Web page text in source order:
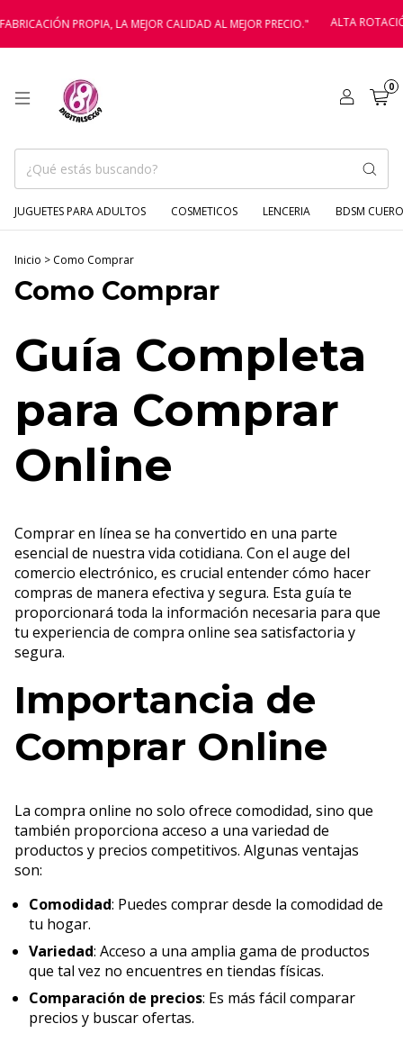
PROPIA, LA MEJOR CALIDAD AL MEJOR PRECIO." ALTA ROTACIÓN
0
JUGUETES PARA ADULTOS COSMETICOS LENCERIA BDSM
Inicio > Como Comprar
Como Comprar
Guía Completa
para Comprar
Online
Comprar en línea se ha convertido en una parte
esencial de nuestra vida cotidiana. Con el auge del
comercio electrónico, es crucial entender cómo hacer
compras de manera efectiva y segura. Esta guía te
proporcionará toda la información necesaria para que
tu experiencia de compra online sea satisfactoria y
segura.
Importancia de
Comprar Online
La compra online no solo ofrece comodidad, sino que
también proporciona acceso a una variedad de
productos y precios competitivos. Algunas ventajas
son:
Comodidad: Puedes comprar desde la comodidad de
tu hogar.
Variedad: Acceso a una amplia gama de productos
que tal vez no encuentres en tiendas físicas.
Comparación de precios: Es más fácil comparar
precios y buscar ofertas.